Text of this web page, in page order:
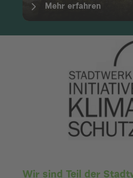
Mehr erfahren
Wir sind Teil der